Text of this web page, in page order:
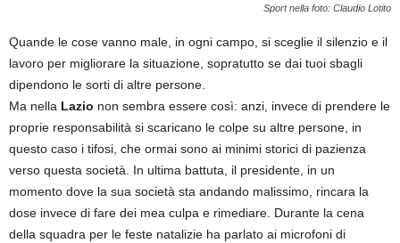
Sport nella foto: Claudio Lotito
Quande le cose vanno male, in ogni campo, si sceglie il silenzio e il
lavoro per migliorare la situazione, sopratutto se dai tuoi sbagli
dipendono le sorti di altre persone.
Ma nella Lazio non sembra essere così: anzi, invece di prendere le
proprie responsabilità si scaricano le colpe su altre persone, in
questo caso i tifosi, che ormai sono ai minimi storici di pazienza
verso questa società. In ultima battuta, il presidente, in un
momento dove la sua società sta andando malissimo, rincara la
dose invece di fare dei mea culpa e rimediare. Durante la cena
della squadra per le feste natalizie ha parlato ai microfoni di